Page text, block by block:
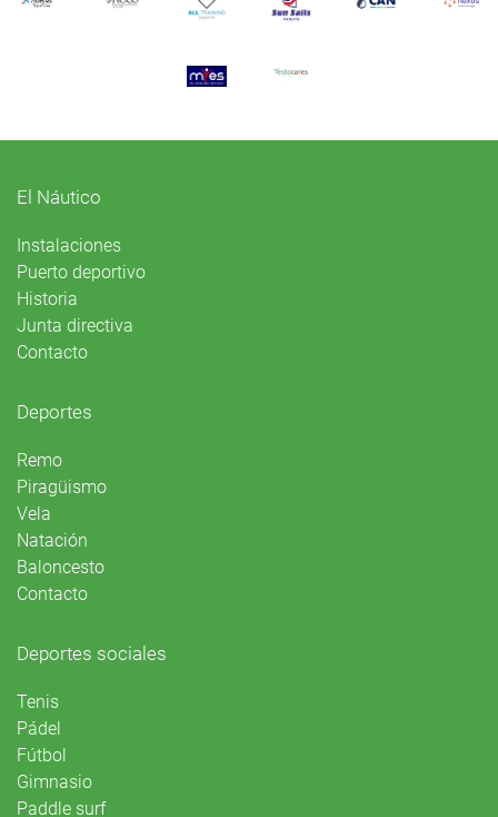
El Náutico
Instalaciones
Puerto deportivo
Historia
Junta directiva
Contacto
Deportes
Remo
Piragüismo
Vela
Natación
Baloncesto
Contacto
Deportes sociales
Tenis
Pádel
Fútbol
Gimnasio
Paddle surf